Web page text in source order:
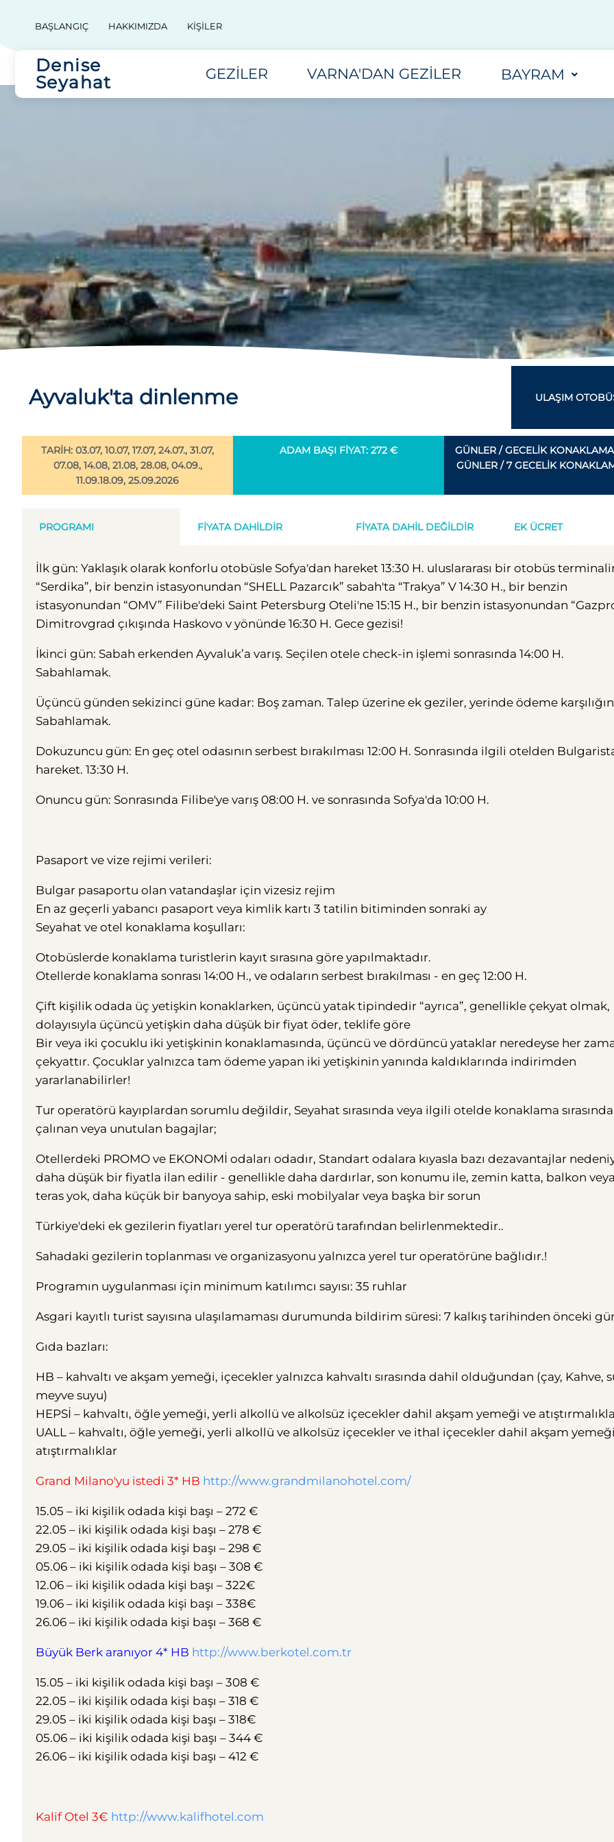
BAŞLANGIÇ HAKKIMIZDA KIŞILER
Denise
Seyahat
GEZILER VARNA'DAN GEZILER BAYRAM
Ayvaluk'ta dinlenme ULAŞIM
TARİH: 03.07, 10.07, 17.07, 24.07., 31.07,
07.08, 14.08, 21.08, 28.08, 04.09.,
11.09.18.09, 25.09.2026
ADAM BAŞI FIYAT: 272 €
GÜNLER / GECELIK
GÜNLER / 7 GECELIK
PROGRAMI FIYATA DAHILDIR FIYATA DAHIL DEĞILDIR EK ÜCRET
İlk gün: Yaklaşık olarak konforlu otobüsle Sofya'dan hareket 13:30 H. uluslararası bir otobüs
“Serdika”, bir benzin istasyonundan “SHELL Pazarcık” sabah'ta “Trakya” V 14:30 H., bir benzin
istasyonundan “OMV” Filibe'deki Saint Petersburg Oteli'ne 15:15 H., bir benzin istasyonundan
Dimitrovgrad çıkışında Haskovo v yönünde 16:30 H. Gece gezisi!
İkinci gün: Sabah erkenden Ayvaluk’a varış. Seçilen otele check-in işlemi sonrasında 14:00 H.
Sabahlamak.
Üçüncü günden sekizinci güne kadar: Boş zaman. Talep üzerine ek geziler, yerinde ödeme
Sabahlamak.
Dokuzuncu gün: En geç otel odasının serbest bırakılması 12:00 H. Sonrasında ilgili otelden
hareket. 13:30 H.
Onuncu gün: Sonrasında Filibe'ye varış 08:00 H. ve sonrasında Sofya'da 10:00 H.
Pasaport ve vize rejimi verileri:
Bulgar pasaportu olan vatandaşlar için vizesiz rejim
En az geçerli yabancı pasaport veya kimlik kartı 3 tatilin bitiminden sonraki ay
Seyahat ve otel konaklama koşulları:
Otobüslerde konaklama turistlerin kayıt sırasına göre yapılmaktadır.
Otellerde konaklama sonrası 14:00 H., ve odaların serbest bırakılması - en geç 12:00 H.
Çift kişilik odada üç yetişkin konaklarken, üçüncü yatak tipindedir “ayrıca”, genellikle çekyat olmak,
dolayısıyla üçüncü yetişkin daha düşük bir fiyat öder, teklife göre
Bir veya iki çocuklu iki yetişkinin konaklamasında, üçüncü ve dördüncü yataklar neredeyse her
çekyattır. Çocuklar yalnızca tam ödeme yapan iki yetişkinin yanında kaldıklarında indirimden
yararlanabilirler!
Tur operatörü kayıplardan sorumlu değildir, Seyahat sırasında veya ilgili otelde konaklama sırasında
çalınan veya unutulan bagajlar;
Otellerdeki PROMO ve EKONOMİ odaları odadır, Standart odalara kıyasla bazı dezavantajlar
daha düşük bir fiyatla ilan edilir - genellikle daha dardırlar, son konumu ile, zemin katta, balkon veya
teras yok, daha küçük bir banyoya sahip, eski mobilyalar veya başka bir sorun
Türkiye'deki ek gezilerin fiyatları yerel tur operatörü tarafından belirlenmektedir..
Sahadaki gezilerin toplanması ve organizasyonu yalnızca yerel tur operatörüne bağlıdır.!
Programın uygulanması için minimum katılımcı sayısı: 35 ruhlar
Asgari kayıtlı turist sayısına ulaşılamaması durumunda bildirim süresi: 7 kalkış tarihinden önceki
Gıda bazları:
HB – kahvaltı ve akşam yemeği, içecekler yalnızca kahvaltı sırasında dahil olduğundan (çay, Kahve,
meyve suyu)
HEPSİ – kahvaltı, öğle yemeği, yerli alkollü ve alkolsüz içecekler dahil akşam yemeği ve
UALL – kahvaltı, öğle yemeği, yerli alkollü ve alkolsüz içecekler ve ithal içecekler dahil akşam
atıştırmalıklar
Grand Milano'yu istedi 3* HB http://www.grandmilanohotel.com/
15.05 – iki kişilik odada kişi başı – 272 €
22.05 – iki kişilik odada kişi başı – 278 €
29.05 – iki kişilik odada kişi başı – 298 €
05.06 – iki kişilik odada kişi başı – 308 €
12.06 – iki kişilik odada kişi başı – 322€
19.06 – iki kişilik odada kişi başı – 338€
26.06 – iki kişilik odada kişi başı – 368 €
Büyük Berk aranıyor 4* HB http://www.berkotel.com.tr
15.05 – iki kişilik odada kişi başı – 308 €
22.05 – iki kişilik odada kişi başı – 318 €
29.05 – iki kişilik odada kişi başı – 318€
05.06 – iki kişilik odada kişi başı – 344 €
26.06 – iki kişilik odada kişi başı – 412 €
Kalif Otel 3€ http://www.kalifhotel.com